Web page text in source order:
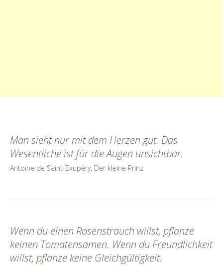
Man sieht nur mit dem Herzen gut. Das
Wesentliche ist für die Augen unsichtbar.
Antoine de Saint-Exupéry, Der kleine Prinz
Wenn du einen Rosenstrauch willst, pflanze
keinen Tomatensamen. Wenn du Freundlichkeit
willst, pflanze keine Gleichgültigkeit.